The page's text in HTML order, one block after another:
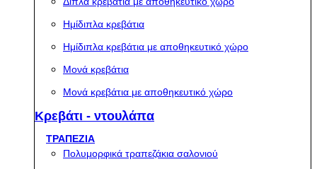
Ημίδιπλα κρεβάτια
Ημίδιπλα κρεβάτια με αποθηκευτικό χώρο
Μονά κρεβάτια
Μονά κρεβάτια με αποθηκευτικό χώρο
Κρεβάτι - ντουλάπα
ΤΡΑΠΕΖΙΑ
Πολυμορφικά τραπεζάκια σαλονιού